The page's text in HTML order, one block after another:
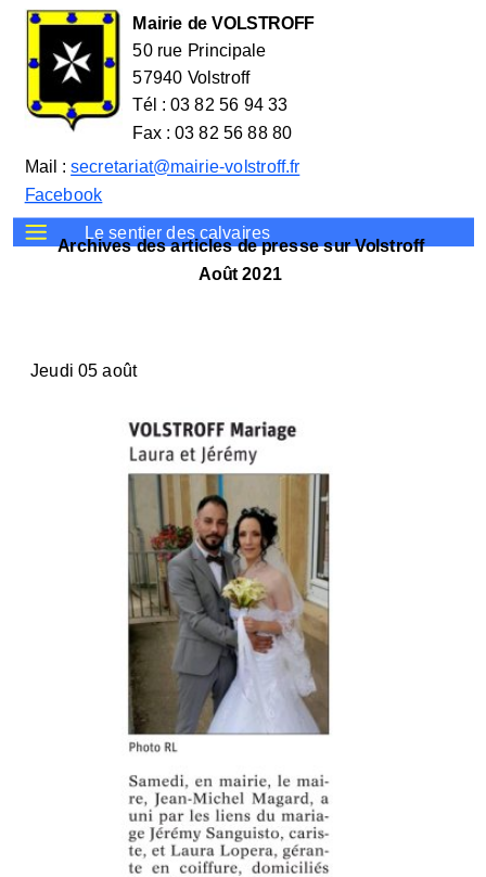
Mairie de VOLSTROFF
50 rue Principale
57940 Volstroff
Tél : 03 82 56 94 33
Fax : 03 82 56 88 80
Mail : secretariat@mairie-volstroff.fr
Facebook
Le sentier des calvaires
Archives des articles de presse sur Volstroff
Août 2021
Jeudi 05 août